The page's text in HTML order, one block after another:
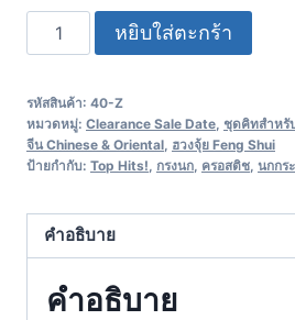
หยิบใส่ตะกร้า
รหัสสินค้า: 40-Z
หมวดหมู่: Clearance Sale Date ชุดคิทสำหรั
จีน Chinese & Oriental ฮวงจุ้ย Feng Shui
ป้ายกำกับ: Top Hits! กรงนก ครอสติช นกกร
คำอธิบาย
คำอธิบาย